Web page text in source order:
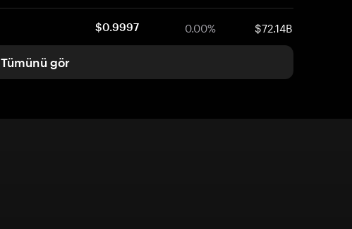
$0.9997 0.00% $72.14B
Tümünü gör